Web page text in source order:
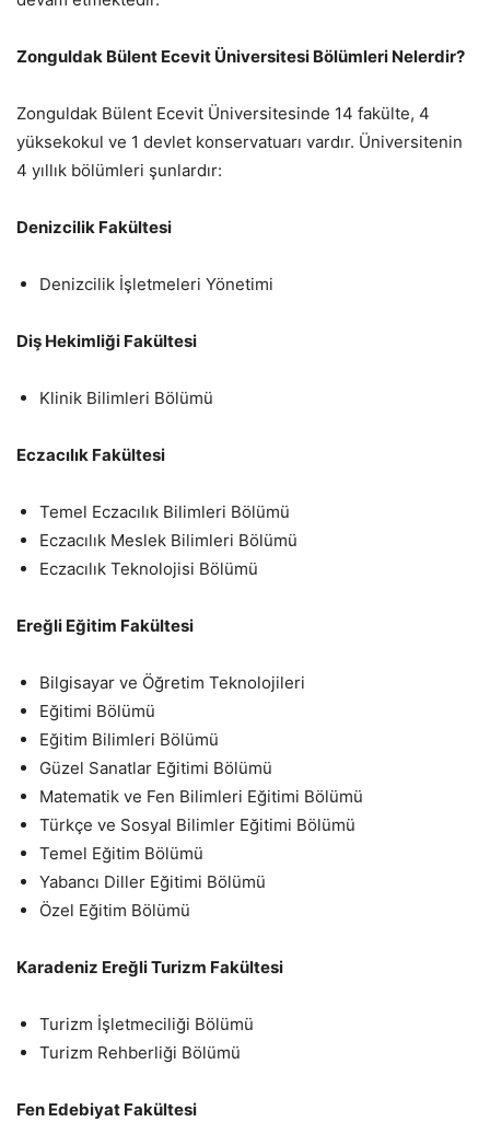
Zonguldak Bülent Ecevit Üniversitesi Bölümleri Nelerdir?
Zonguldak Bülent Ecevit Üniversitesinde 14 fakülte, 4
yüksekokul ve 1 devlet konservatuarı vardır. Üniversitenin
4 yıllık bölümleri şunlardır:
Denizcilik Fakültesi
Denizcilik İşletmeleri Yönetimi
Diş Hekimliği Fakültesi
Klinik Bilimleri Bölümü
Eczacılık Fakültesi
Temel Eczacılık Bilimleri Bölümü
Eczacılık Meslek Bilimleri Bölümü
Eczacılık Teknolojisi Bölümü
Ereğli Eğitim Fakültesi
Bilgisayar ve Öğretim Teknolojileri
Eğitimi Bölümü
Eğitim Bilimleri Bölümü
Güzel Sanatlar Eğitimi Bölümü
Matematik ve Fen Bilimleri Eğitimi Bölümü
Türkçe ve Sosyal Bilimler Eğitimi Bölümü
Temel Eğitim Bölümü
Yabancı Diller Eğitimi Bölümü
Özel Eğitim Bölümü
Karadeniz Ereğli Turizm Fakültesi
Turizm İşletmeciliği Bölümü
Turizm Rehberliği Bölümü
Fen Edebiyat Fakültesi